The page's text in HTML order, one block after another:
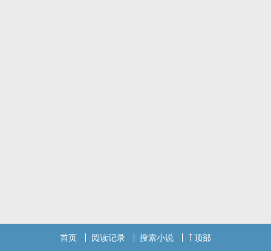
首页 阅读记录 搜索小说 顶部